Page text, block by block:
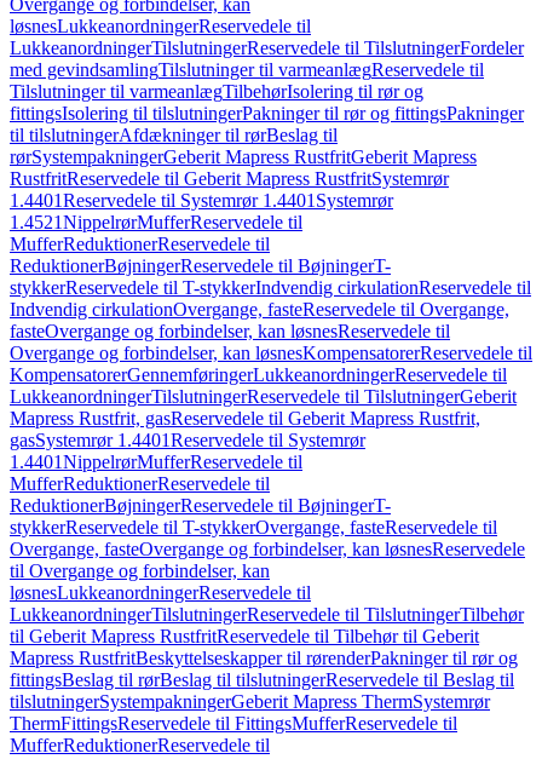
Overgange og forbindelser, kan
løsnesLukkeanordningerReservedele til
LukkeanordningerTilslutningerReservedele til TilslutningerFordeler
med gevindsamlingTilslutninger til varmeanlægReservedele til
Tilslutninger til varmeanlægTilbehørIsolering til rør og
fittingsIsolering til tilslutningerPakninger til rør og fittingsPakninger
til tilslutningerAfdækninger til rørBeslag til
rørSystempakningerGeberit Mapress RustfritGeberit Mapress
RustfritReservedele til Geberit Mapress RustfritSystemrør
1.4401Reservedele til Systemrør 1.4401 Systemrør
1.4521NippelrørMufferReservedele til
MufferReduktionerReservedele til
ReduktionerBøjningerReservedele til BøjningerT-
stykkerReservedele til T-stykkerIndvendig cirkulationReservedele til
Indvendig cirkulationOvergange, fasteReservedele til Overgange,
fasteOvergange og forbindelser, kan løsnesReservedele til
Overgange og forbindelser, kan løsnesKompensatorerReservedele til
KompensatorerGennemføringerLukkeanordningerReservedele til
LukkeanordningerTilslutningerReservedele til TilslutningerGeberit
Mapress Rustfrit, gasReservedele til Geberit Mapress Rustfrit,
gasSystemrør 1.4401Reservedele til Systemrør
1.4401NippelrørMufferReservedele til
MufferReduktionerReservedele til
ReduktionerBøjningerReservedele til BøjningerT-
stykkerReservedele til T-stykkerOvergange, fasteReservedele til
Overgange, fasteOvergange og forbindelser, kan løsnesReservedele
til Overgange og forbindelser, kan
løsnesLukkeanordningerReservedele til
LukkeanordningerTilslutningerReservedele til TilslutningerTilbehør
til Geberit Mapress RustfritReservedele til Tilbehør til Geberit
Mapress RustfritBeskyttelseskapper til rørenderPakninger til rør og
fittingsBeslag til rørBeslag til tilslutningerReservedele til Beslag til
tilslutningerSystempakningerGeberit Mapress ThermSystemrør
ThermFittingsReservedele til FittingsMufferReservedele til
MufferReduktionerReservedele til